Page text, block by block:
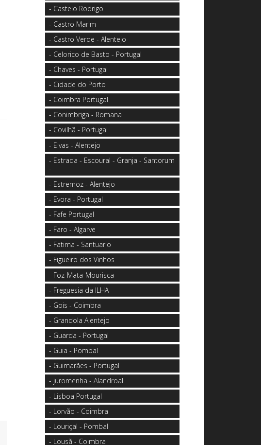
- Castelo Rodrigo
- Castro Marim
- Castro Verde - Alentejo
- Celorico de Basto - Portugal
- Chaves - Portugal
- Cidade do Porto
- Coimbra Portugal
- Conimbriga - Romana
- Covilhã - Portugal
- Elvas - Alentejo
- Estrada - Escoural - Granja - Santorum
-
- Estremoz - Alentejo
- Evora - Portugal
- Fafe Portugal
- Faro - Algarve
- Fatima - Santuario
- Figueiro dos Vinhos
- Foz-Mata-Mourisca
- Freguesia da ILHA
- Gois - Coimbra
- Grandola Alentejo
- Guarda - Portugal
- Guia - Pombal
- Guimarães - Portugal
- juromenha - Alandroal
- Lisboa Portugal
- Lorvão - Coimbra
- Louriçal - Pombal
- Lousã - Coimbra